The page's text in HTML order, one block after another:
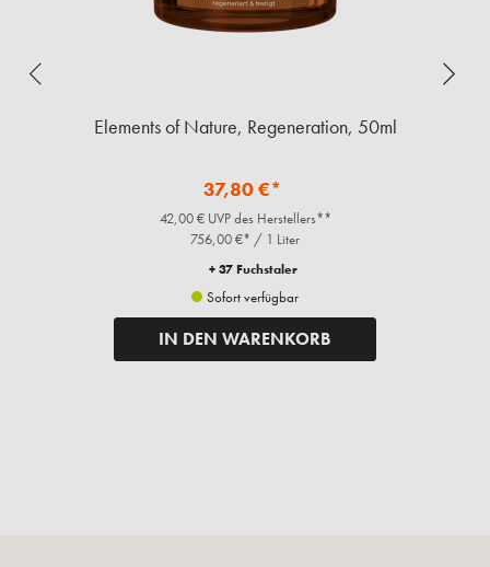
Elements of Nature, Regeneration, 50ml
37,80 €*
42,00 € UVP des Herstellers**
756,00 €* / 1 Liter
+ 37 Fuchstaler
Sofort verfügbar
IN DEN WARENKORB